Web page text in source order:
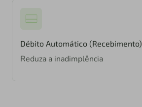
Débito Automático (Recebimento)
Reduza a inadimplência